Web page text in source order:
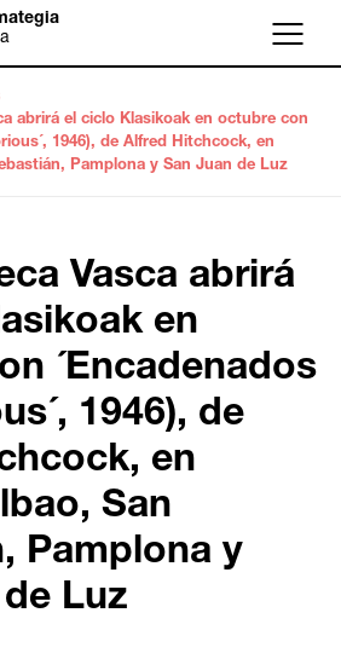
Menú
abrirá el ciclo Klasikoak en octubre con
1946), de Alfred Hitchcock, en
Pamplona y San Juan de Luz
Vasca abrirá
en
´Encadenados
1946), de
en
San
Pamplona y
Luz